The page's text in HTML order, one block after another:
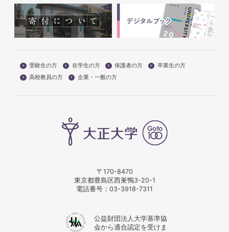
受験生の方 在学生の方 保護者の方
卒業生の方
高校教員の方
企業・一般の方
〒170-8470
東京都豊島区西巣鴨3-20-1
電話番号： 03-3918-7311
公益財団法人大学基準協
会から適合認定を受けま